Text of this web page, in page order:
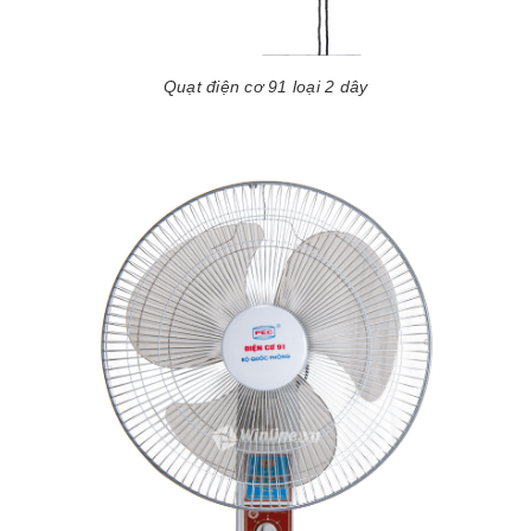
Quạt điện cơ 91 loại 2 dây